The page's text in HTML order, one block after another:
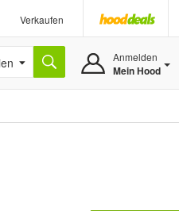
Verkaufen
Anmelden
Mein Hood